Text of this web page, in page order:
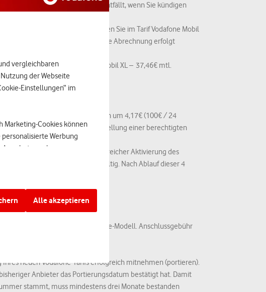
vergleichbaren
der Webseite
Einstellungen“ im
Marketing-Cookies können
Werbung
auch
denen weitere Daten
über die wir einen
Cookies, die sicherstellen,
Alle akzeptieren
zusätzliche Datenvolumen entfällt, wenn Sie kündigen
Fürs Surfen im EU-Ausland haben Sie im Tarif Vodafone Mobil
ein MB in der EU 0,13 Cent. Die Abrechnung erfolgt
beträgt: 24 x (79,95€ mtl. GigaMobil XL – 37,46€ mtl.
Preis in den ersten 24 Monaten um 4,17€ (100€ / 24
Sie erhalten bei Bestellung einer berechtigten
ist 20 Wochen nach erfolgreicher Aktivierung des
weitere 4 Monate lang gültig. Nach Ablauf dieser 4
je nach Smartphone-Modell. Anschlussgebühr
neuen Vodafone-Tarifs erfolgreich mitnehmen (portieren).
Anbieter das Portierungsdatum bestätigt hat. Damit
stammt, muss mindestens drei Monate bestanden